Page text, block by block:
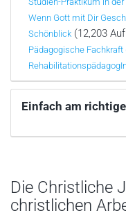
Wenn Gott mit Dir
Schönblick (12,203
Pädagogische
Einfach am
Die Christliche
christlichen